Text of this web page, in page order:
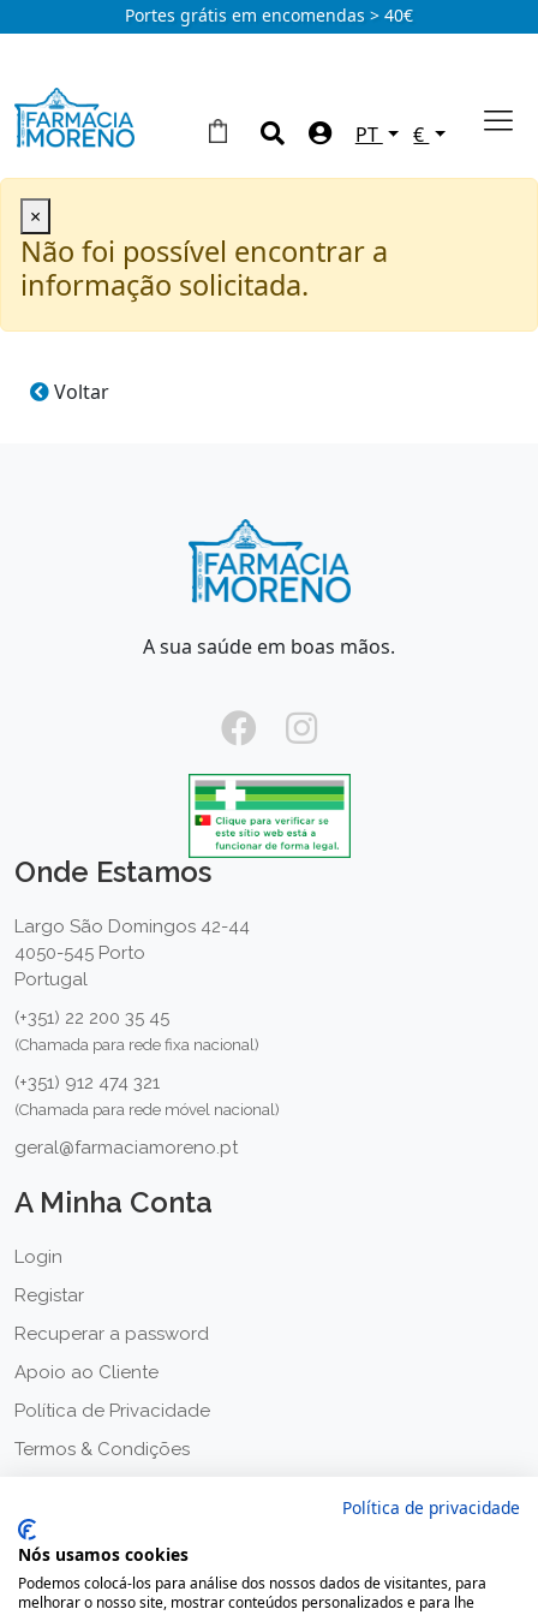
Portes grátis em encomendas > 40€
PT €
×
Não foi possível encontrar a
informação solicitada.
Voltar
A sua saúde em boas mãos.
Onde Estamos
Largo São Domingos 42-44
4050-545 Porto
Portugal
(+351) 22 200 35 45
(Chamada para rede fixa nacional)
(+351) 912 474 321
(Chamada para rede móvel nacional)
geral@farmaciamoreno.pt
A Minha Conta
Login
Registar
Recuperar a password
Apoio ao Cliente
Política de Privacidade
Termos & Condições
Política de privacidade
Nós usamos cookies
Podemos colocá-los para análise dos nossos dados de visitantes, para
melhorar o nosso site, mostrar conteúdos personalizados e para lhe